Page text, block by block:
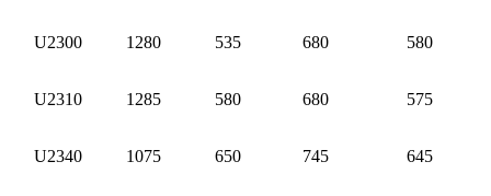
U2300 1280 535 680 580
U2310 1285 580 680 575
U2340 1075 650 745 645